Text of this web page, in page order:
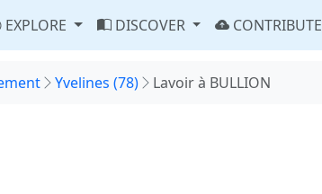
EXPLORE DISCOVER CONTRIBUTE
Yvelines (78) Lavoir à BULLION